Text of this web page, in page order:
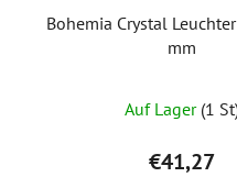
Bohemia Crystal
mm
Auf Lager (1
€41,27